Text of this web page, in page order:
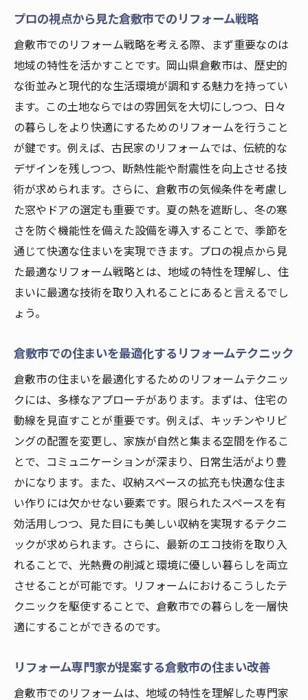
プロの視点から見た倉敷市でのリフォーム戦略
倉敷市でのリフォーム戦略を考える際、まず重要なのは
地域の特性を活かすことです。岡山県倉敷市は、歴史的
な街並みと現代的な生活環境が調和する魅力を持ってい
ます。この土地ならではの雰囲気を大切にしつつ、日々
の暮らしをより快適にするためのリフォームを行うこと
が鍵です。例えば、古民家のリフォームでは、伝統的な
デザインを残しつつ、断熱性能や耐震性を向上させる技
術が求められます。さらに、倉敷市の気候条件を考慮し
た窓やドアの選定も重要です。夏の熱を遮断し、冬の寒
さを防ぐ機能性を備えた設備を導入することで、季節を
通じて快適な住まいを実現できます。プロの視点から見
た最適なリフォーム戦略とは、地域の特性を理解し、住
まいに最適な技術を取り入れることにあると言えるでし
ょう。
倉敷市での住まいを最適化するリフォームテクニック
倉敷市の住まいを最適化するためのリフォームテクニッ
クには、多様なアプローチがあります。まずは、住宅の
動線を見直すことが重要です。例えば、キッチンやリビ
ングの配置を変更し、家族が自然と集まる空間を作るこ
とで、コミュニケーションが深まり、日常生活がより豊
かになります。また、収納スペースの拡充も快適な住ま
い作りには欠かせない要素です。限られたスペースを有
効活用しつつ、見た目にも美しい収納を実現するテクニ
ックが求められます。さらに、最新のエコ技術を取り入
れることで、光熱費の削減と環境に優しい暮らしを両立
させることが可能です。リフォームにおけるこうしたテ
クニックを駆使することで、倉敷市での暮らしを一層快
適にすることができるのです。
リフォーム専門家が提案する倉敷市の住まい改善
倉敷市でのリフォームは、地域の特性を理解した専門家